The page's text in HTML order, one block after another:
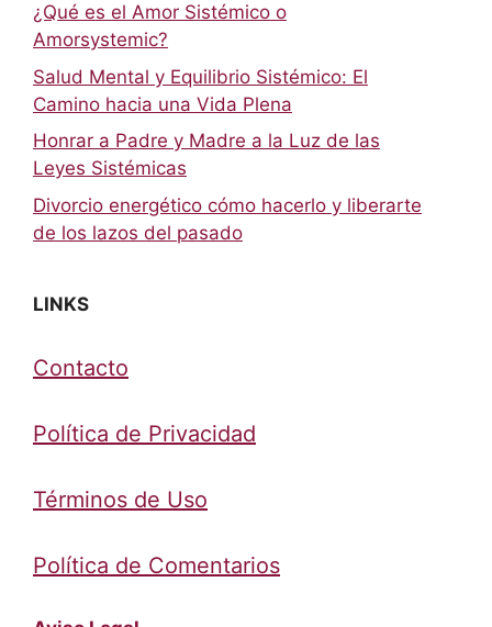
¿Qué es el Amor Sistémico o
Amorsystemic?
Salud Mental y Equilibrio Sistémico: El
Camino hacia una Vida Plena
Honrar a Padre y Madre a la Luz de las
Leyes Sistémicas
Divorcio energético cómo hacerlo y liberarte
de los lazos del pasado
LINKS
Contacto
Política de Privacidad
Términos de Uso
Política de Comentarios